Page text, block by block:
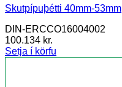
Skutpípuþétti 40mm-53mm
DIN-ERCCO16004002
100.134 kr.
Setja í körfu